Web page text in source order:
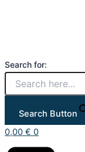
Search for:
Search Button
0,00 € 0